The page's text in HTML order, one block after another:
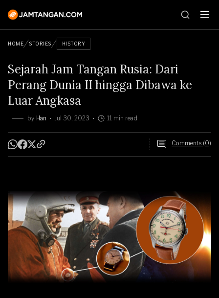
HOME STORIES HISTORY
Sejarah Jam Tangan Rusia: Dari
Perang Dunia II hingga Dibawa ke
Luar Angkasa
by Han Jul 30, 2023 11 min read
Comments (0)